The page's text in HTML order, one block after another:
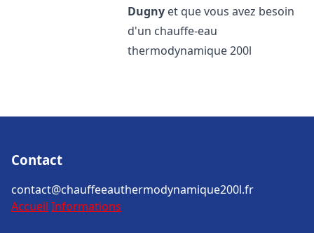
Dugny et que vous avez besoin
d'un chauffe-eau
thermodynamique 200l
Contact
contact@chauffeeauthermodynamique200l.fr
Accueil Informations